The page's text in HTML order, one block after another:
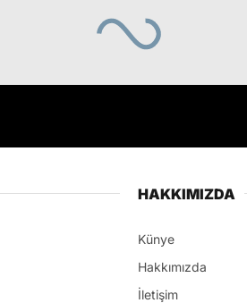
HAKKIMIZDA
Künye
Hakkımızda
İletişim